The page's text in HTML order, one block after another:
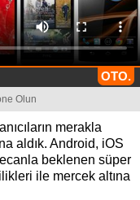
OTO.
Olun
merakla
aldık. Android, iOS
beklenen süper
ile mercek altına